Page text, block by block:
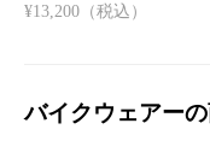
¥13,200（税込）
バイクウェアー